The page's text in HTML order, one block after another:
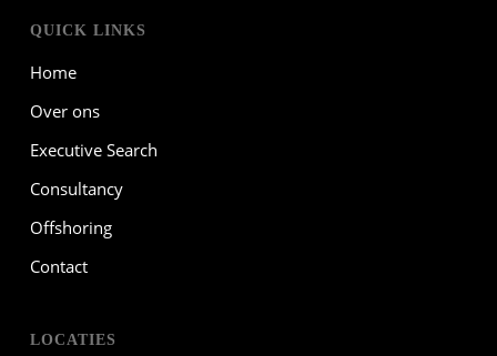
QUICK LINKS
Home
Over ons
Executive Search
Consultancy
Offshoring
Contact
LOCATIES